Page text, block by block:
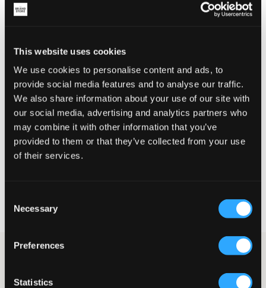
This website uses cookies
We use cookies to personalise content and ads, to
provide social media features and to analyse our traffic.
We also share information about your use of our site with
our social media, advertising and analytics partners who
may combine it with other information that you’ve
provided to them or that they’ve collected from your use
of their services.
Selection
Necessary
Preferences
Statistics
Liten Riktig Stor
STØRRELSESTABELL
VELG EN STØRRELSE
Fri frakt over 999 kr
Retur- og bytterett i 60 dager
Blank hvit T-skjorte fra LMTD. Perfekt å bære som den er eller å
design som fungerer både til hverdags og til finere anledninger.